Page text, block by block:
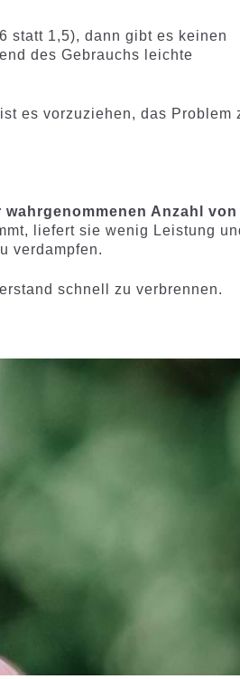
statt 1,5), dann gibt es keinen
des Gebrauchs leichte
es vorzuziehen, das Problem
Anzahl von
liefert sie wenig Leistung
verdampfen.
schnell zu verbrennen.